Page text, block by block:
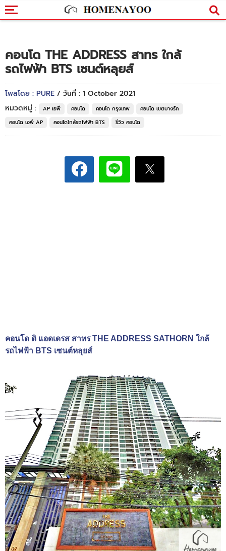
คอนโด THE ADDRESS สาทร ใกล้
รถไฟฟ้า BTS เซนต์หลุยส์
โพสโดย : PURE / วันที่ : 1 October 2021
หมวดหมู่ :
AP เอพี คอนโด คอนโด กรุงเทพ
คอนโด เขตบางรัก
คอนโด เอพี AP
คอนโดใกล้รถไฟฟ้า BTS รีวิว คอนโด
คอนโด ดิ แอดเดรส สาทร THE ADDRESS SATHORN ใกล้
รถไฟฟ้า BTS เซนต์หลุยส์